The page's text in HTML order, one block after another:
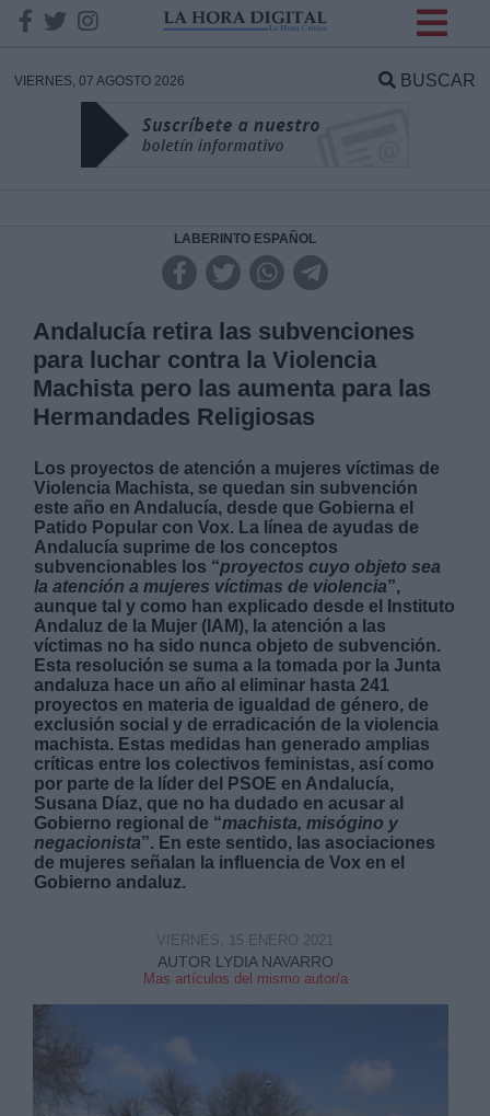
VIERNES, 07 AGOSTO 2026 BUSCAR
LABERINTO ESPAÑOL
Andalucía retira las subvenciones
para luchar contra la Violencia
Machista pero las aumenta para las
Hermandades Religiosas
Los proyectos de atención a mujeres víctimas de
Violencia Machista, se quedan sin subvención
este año en Andalucía, desde que Gobierna el
Patido Popular con Vox. La línea de ayudas de
Andalucía suprime de los conceptos
subvencionables los “proyectos cuyo objeto sea
la atención a mujeres víctimas de violencia”,
aunque tal y como han explicado desde el Instituto
Andaluz de la Mujer (IAM), la atención a las
víctimas no ha sido nunca objeto de subvención.
Esta resolución se suma a la tomada por la Junta
andaluza hace un año al eliminar hasta 241
proyectos en materia de igualdad de género, de
exclusión social y de erradicación de la violencia
machista. Estas medidas han generado amplias
críticas entre los colectivos feministas, así como
por parte de la líder del PSOE en Andalucía,
Susana Díaz, que no ha dudado en acusar al
Gobierno regional de “machista, misógino y
negacionista”. En este sentido, las asociaciones
de mujeres señalan la influencia de Vox en el
Gobierno andaluz.
AUTOR LYDIA NAVARRO
Mas artículos del mismo autor/a
VIERNES, 15 ENERO 2021
DATOS
Responsable:
Legitimación:
Derechos:
link
Información adicional
link